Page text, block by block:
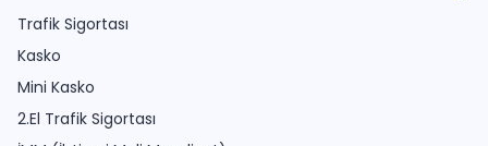
Trafik Sigortası
Kasko
Mini Kasko
2.El Trafik Sigortası